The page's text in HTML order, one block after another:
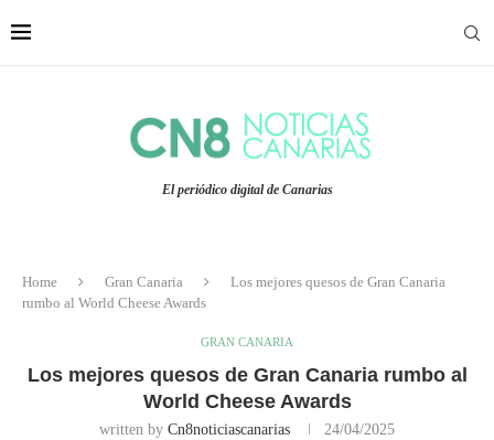
El periódico digital de Canarias
Home Gran Canaria
Los mejores quesos de Gran Canaria
rumbo al World Cheese Awards
GRAN CANARIA
Los mejores quesos de Gran Canaria rumbo al
World Cheese Awards
written by Cn8noticiascanarias 24/04/2025